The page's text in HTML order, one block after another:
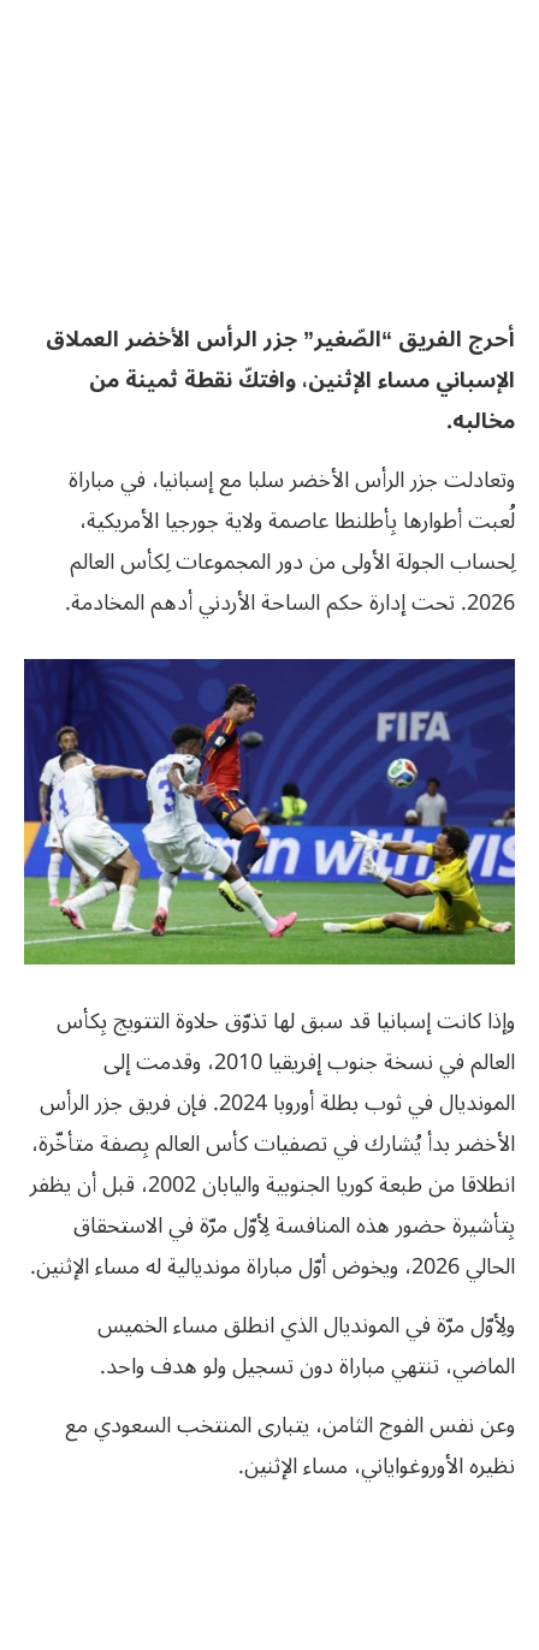
أحرج الفريق “الصّغير” جزر الرأس الأخضر العملاق
الإسباني مساء الإثنين، وافتكّ نقطة ثمينة من
مخالبه.
وتعادلت جزر الرأس الأخضر سلبا مع إسبانيا، في مباراة
لُعبت أطوارها بِأطلنطا عاصمة ولاية جورجيا الأمريكية،
لِحساب الجولة الأولى من دور المجموعات لِكأس العالم
2026. تحت إدارة حكم الساحة الأردني أدهم المخادمة.
وإذا كانت إسبانيا قد سبق لها تذوّق حلاوة التتويج بِكأس
العالم في نسخة جنوب إفريقيا 2010، وقدمت إلى
المونديال في ثوب بطلة أوروبا 2024. فإن فريق جزر الرأس
الأخضر بدأ يُشارك في تصفيات كأس العالم بِصفة متأخّرة،
انطلاقا من طبعة كوريا الجنوبية واليابان 2002، قبل أن يظفر
بِتأشيرة حضور هذه المنافسة لِأوّل مرّة في الاستحقاق
الحالي 2026، ويخوض أوّل مباراة مونديالية له مساء الإثنين.
ولِأوّل مرّة في المونديال الذي انطلق مساء الخميس
الماضي، تنتهي مباراة دون تسجيل ولو هدف واحد.
وعن نفس الفوج الثامن، يتبارى المنتخب السعودي مع
نظيره الأوروغواياني، مساء الإثنين.